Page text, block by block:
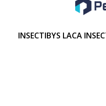
INSECTIBYS LACA